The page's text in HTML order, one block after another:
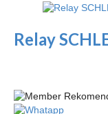
Relay